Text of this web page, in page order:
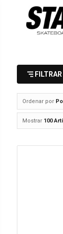
FILTRAR
Ordenar por
Mostrar 100